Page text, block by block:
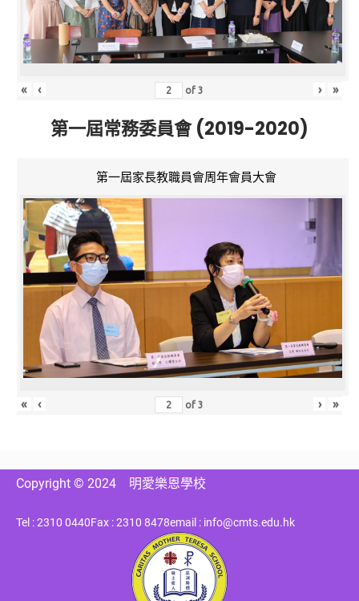
« ‹ of3 › »
第一屆常務委員會 (2019-2020)
第一屆家長教職員會周年會員大會
« ‹ of3 › »
Copyright © 2024 明愛樂恩學校
Tel : 2310 0440Fax : 2310 8478email : info@cmts.edu.hk